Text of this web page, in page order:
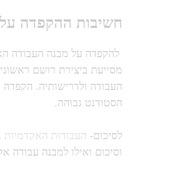
חשיבות ההקפדה
להקפדה על מבנה העבודה
מסייעת ביצירת רושם
העבודה ולדרישותיה.
הסטודנט גבוהה.
לסיכום- העבודות האקדמיות
וסיכום ואילו למבנה